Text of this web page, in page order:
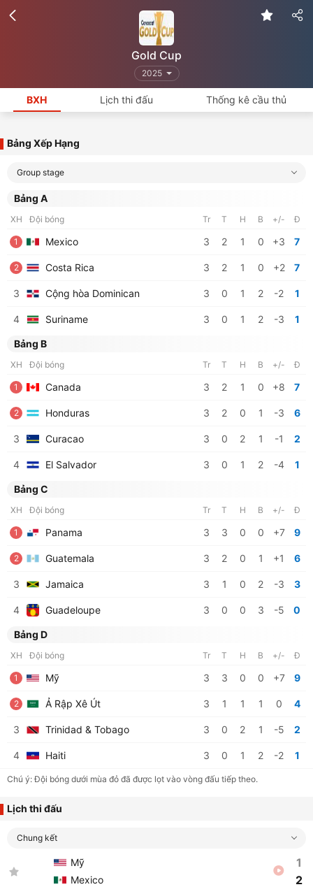
Gold Cup
2025
BXH Lịch thi đấu Thống kê cầu thủ
Bảng Xếp Hạng
Group stage
Bảng A
XH Đội bóng Tr T H B +/- Đ
1 Mexico 3 2 1 0 +3 7
2 Costa Rica 3 2 1 0 +2 7
3 Cộng hòa Dominican 3 0 1 2 -2 1
4 Suriname 3 0 1 2 -3 1
Bảng B
XH Đội bóng Tr T H B +/- Đ
1 Canada 3 2 1 0 +8 7
2 Honduras 3 2 0 1 -3 6
3 Curacao 3 0 2 1 -1 2
4 El Salvador 3 0 1 2 -4 1
Bảng C
XH Đội bóng Tr T H B +/- Đ
1 Panama 3 3 0 0 +7 9
2 Guatemala 3 2 0 1 +1 6
3 Jamaica 3 1 0 2 -3 3
4 Guadeloupe 3 0 0 3 -5 0
Bảng D
XH Đội bóng Tr T H B +/- Đ
1 Mỹ 3 3 0 0 +7 9
2 Ả Rập Xê Út 3 1 1 1 0 4
3 Trinidad & Tobago 3 0 2 1 -5 2
4 Haiti 3 0 1 2 -2 1
Chú ý: Đội bóng dưới mùa đỏ đã được lọt vào vòng đấu tiếp theo.
Lịch thi đấu
Chung kết
Mỹ
Mexico
1
2